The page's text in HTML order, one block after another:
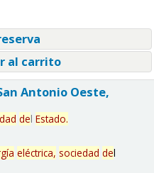
al carrito
Antonio Oeste,
del Estado.
eléctrica, sociedad del